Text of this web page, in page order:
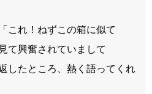
これ！ねずこの箱に似て
て興奮されていまして
したところ、熱く語ってくれ